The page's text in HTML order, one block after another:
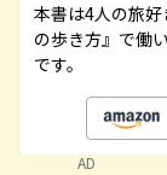
本書は4人の旅
の歩き方』で働
です。
AD